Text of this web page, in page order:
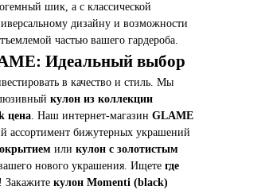
шик, а с классической
дизайну и возможности
частью вашего гардероба.
Идеальный выбор
в качество и стиль. Мы
кулон из коллекции
цена. Наш интернет-магазин GLAME
ассортимент бижутерных украшений
или кулон с золотистым
нового украшения. Ищете где
Закажите кулон Momenti (black)